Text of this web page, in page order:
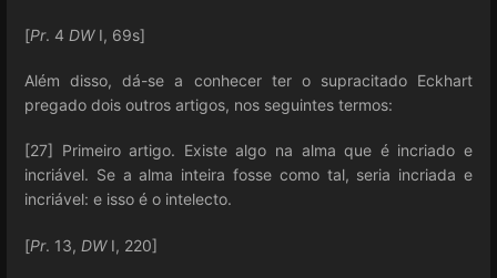
[Pr. 4 DWI, 69s]
Além disso, dá-se a conhecer ter o supracitado Eckhart
pregado dois outros artigos, nos seguintes termos:
[27] Primeiro artigo. Existe algo na alma que é incriado e
incriável. Se a alma inteira fosse como tal, seria incriada e
incriável: e isso é o intelecto.
[Pr. 13, DWI, 220]